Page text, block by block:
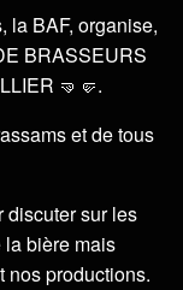
la BAF, organise,
BRASSEURS
🤜🤛.
et de tous
discuter sur les
bière mais
nos productions.